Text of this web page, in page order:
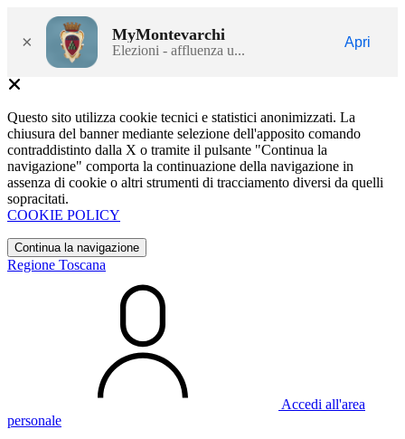
× MyMontevarchi
Elezioni - affluenza u...
Apri
Questo sito utilizza cookie tecnici e statistici anonimizzati. La
chiusura del banner mediante selezione dell'apposito comando
contraddistinto dalla X o tramite il pulsante "Continua la
navigazione" comporta la continuazione della navigazione in
assenza di cookie o altri strumenti di tracciamento diversi da quelli
sopracitati.
COOKIE POLICY
Continua la navigazione
Regione Toscana
Accedi all'area
personale